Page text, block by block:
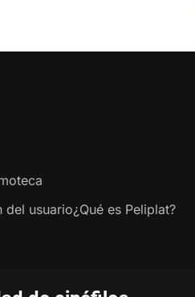
del usuario¿Qué es Peliplat?